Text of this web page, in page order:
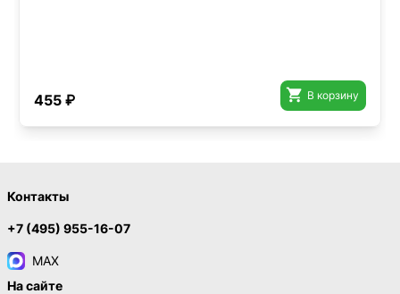
455 ₽  В корзину
Контакты
+7 (495) 955-16-07
MAX
На сайте